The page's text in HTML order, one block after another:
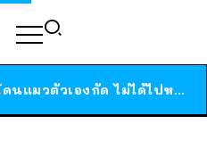
ได้เวลาเด็กหนวดรวมตัว RF Online Next เปิดให้เล่นแล้ว เกม Sci-Fi MMORPG ระดับตำนาน เล่นได้ทั้งมือถือและ PC